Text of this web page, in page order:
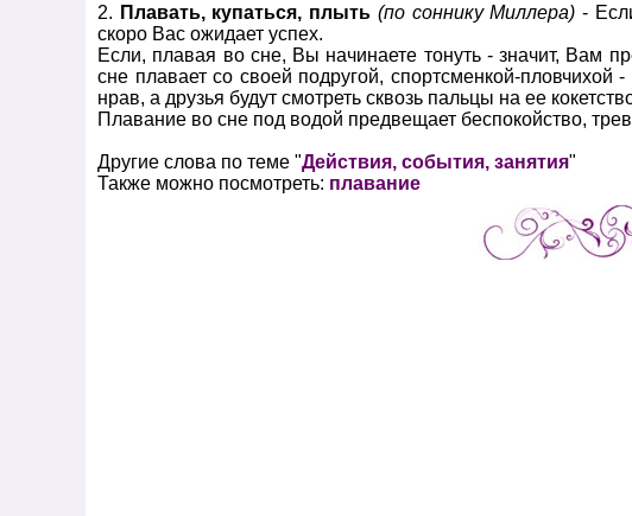
2. Плавать, купаться, плыть (по соннику Миллера) -
скоро Вас ожидает успех.
Если, плавая во сне, Вы начинаете тонуть - значит, Вам
сне плавает со своей подругой, спортсменкой-пловчихой
нрав, а друзья будут смотреть сквозь пальцы на ее
Плавание во сне под водой предвещает беспокойство,
Другие слова по теме "Действия, события, занятия"
Также можно посмотреть: плавание